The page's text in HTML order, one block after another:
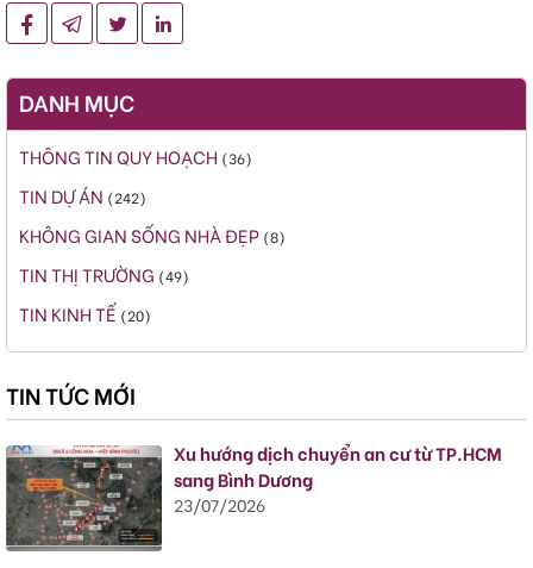
DANH MỤC
THÔNG TIN QUY HOẠCH (36)
TIN DỰ ÁN (242)
KHÔNG GIAN SỐNG NHÀ ĐẸP (8)
TIN THỊ TRƯỜNG (49)
TIN KINH TẾ (20)
TIN TỨC MỚI
Xu hướng dịch chuyển an cư từ TP.HCM
sang Bình Dương
23/07/2026